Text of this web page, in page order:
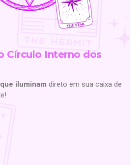
Círculo Interno dos
iluminam direto em sua caixa de